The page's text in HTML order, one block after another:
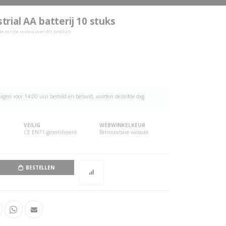
AA batterij 10 stuks
eerste review over dit product
voor 14:00 uur besteld en betaald, worden dezelfde dag
VEILIG
CE EN71-gecertificeerd.
WEBWINKELKEUR
Betrouwbare website.
BESTELLEN